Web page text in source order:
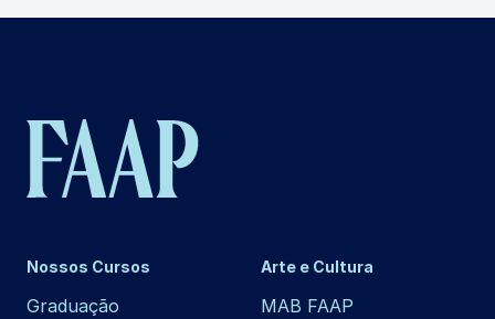
Nossos Cursos
Graduação
Arte e Cultura
MAB FAAP